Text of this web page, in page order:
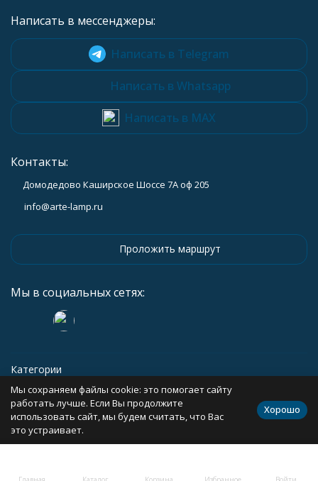
Написать в мессенджеры:
Написать в Telegram
Написать в Whatsapp
Написать в MAX
Контакты:
Домодедово Каширское Шоссе 7А оф 205
info@arte-lamp.ru
Проложить маршрут
Мы в социальных сетях:
Категории
Информация
Политика персональных данных Карта сайта
Мы сохраняем файлы cookie: это помогает сайту
работать лучше. Если Вы продолжите
использовать сайт, мы будем считать, что Вас
это устраивает.
Хорошо